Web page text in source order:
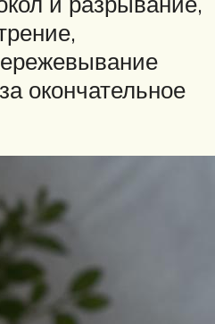
окончательное